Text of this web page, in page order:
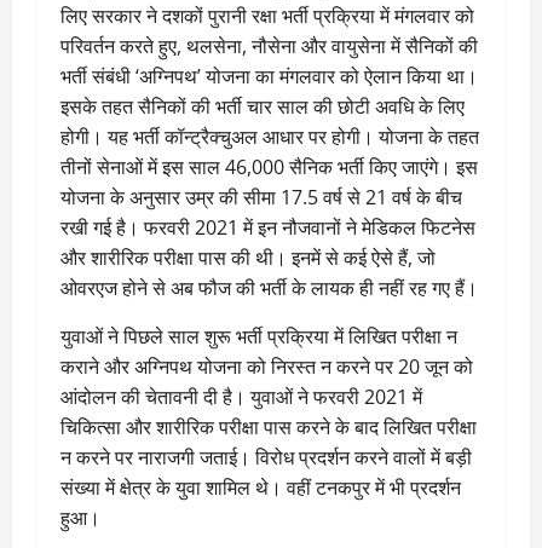
लिए सरकार ने दशकों पुरानी रक्षा भर्ती प्रक्रिया में मंगलवार को
परिवर्तन करते हुए, थलसेना, नौसेना और वायुसेना में सैनिकों की
भर्ती संबंधी ‘अग्निपथ’ योजना का मंगलवार को ऐलान किया था।
इसके तहत सैनिकों की भर्ती चार साल की छोटी अवधि के लिए
होगी। यह भर्ती कॉन्‍ट्रैक्‍चुअल आधार पर होगी। योजना के तहत
तीनों सेनाओं में इस साल 46,000 सैनिक भर्ती किए जाएंगे। इस
योजना के अनुसार उम्र की सीमा 17.5 वर्ष से 21 वर्ष के बीच
रखी गई है। फरवरी 2021 में इन नौजवानों ने मेडिकल फिटनेस
और शारीरिक परीक्षा पास की थी। इनमें से कई ऐसे हैं, जो
ओवरएज होने से अब फौज की भर्ती के लायक ही नहीं रह गए हैं।
युवाओं ने पिछले साल शुरू भर्ती प्रक्रिया में लिखित परीक्षा न
कराने और अग्निपथ योजना को निरस्त न करने पर 20 जून को
आंदोलन की चेतावनी दी है। युवाओं ने फरवरी 2021 में
चिकित्सा और शारीरिक परीक्षा पास करने के बाद लिखित परीक्षा
न करने पर नाराजगी जताई। विरोध प्रदर्शन करने वालों में बड़ी
संख्या में क्षेत्र के युवा शामिल थे। वहीं टनकपुर में भी प्रदर्शन
हुआ।